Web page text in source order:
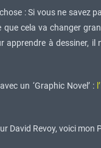
: Si vous ne savez
cela va changer
apprendre à dessiner, il
un ‘Graphic Novel’ :
David Revoy, voici mon